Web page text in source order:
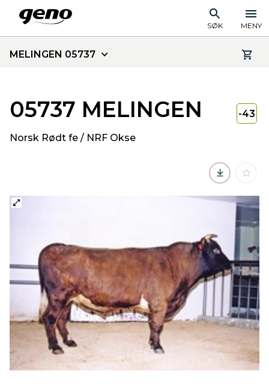
SØK MENY
MELINGEN 05737
05737 MELINGEN
Norsk Rødt fe / NRF Okse
-43